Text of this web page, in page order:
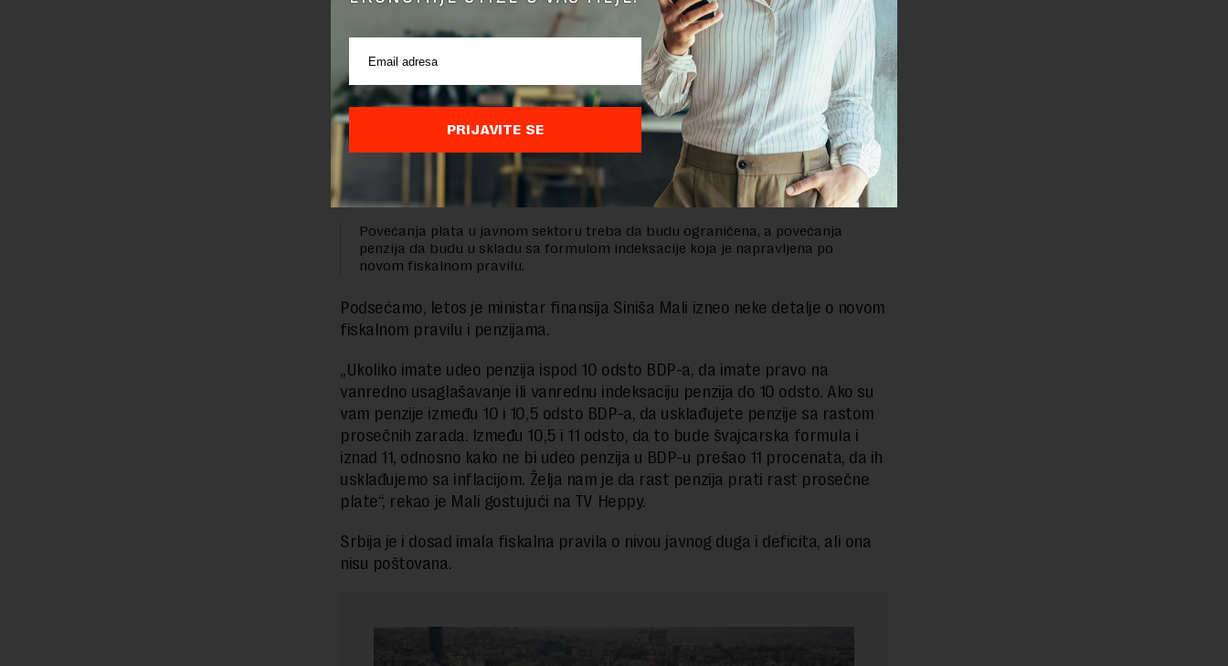
projekciju. Iako je učinak prihoda bio snažan, gubici energetskih državnih
preduzeća u kontekstu trenutne energetske krize dovode do značajnih
fiskalnih troškova, navode stručnjaci MMF-a.
Kako se dalje navodi, važno je da fiskalna konsolidacija podržava monetarnu
politiku.
Misija MMF se dogovorila sa vlastima o smanjenju ukupnog fiskalnog deficita
Povećanja plata u javnom sektoru treba da budu ograničena, a povećanja
penzija da budu u skladu sa formulom indeksacije koja je napravljena po
novom fiskalnom pravilu.
Podsećamo, letos je ministar finansija Siniša Mali izneo neke detalje o novom
fiskalnom pravilu i penzijama.
„Ukoliko imate udeo penzija ispod 10 odsto BDP-a, da imate pravo na
vanredno usaglašavanje ili vanrednu indeksaciju penzija do 10 odsto. Ako su
vam penzije između 10 i 10,5 odsto BDP-a, da usklađujete penzije sa rastom
prosečnih zarada. Između 10,5 i 11 odsto, da to bude švajcarska formula i
iznad 11, odnosno kako ne bi udeo penzija u BDP-u prešao 11 procenata, da ih
usklađujemo sa inflacijom. Želja nam je da rast penzija prati rast prosečne
plate“, rekao je Mali gostujući na TV Heppy.
Srbija je i dosad imala fiskalna pravila o nivou javnog duga i deficita, ali ona
nisu poštovana.
PRIJAVITE SE